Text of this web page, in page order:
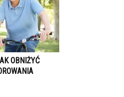
OBNIŻYĆ